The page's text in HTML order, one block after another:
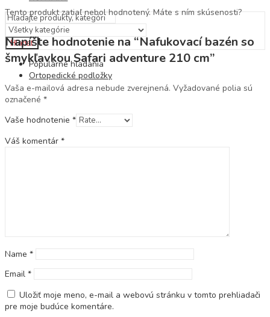
Hľadať
Populárne hľadania
Ortopedické podložky
Tento produkt zatiaľ nebol hodnotený. Máte s ním skúsenosti?
Napíšte hodnotenie na “Nafukovací bazén so
šmykľavkou Safari adventure 210 cm”
Vaša e-mailová adresa nebude zverejnená. Vyžadované polia sú
označené *
Vaše hodnotenie *
Váš komentár *
Name *
Email *
Uložiť moje meno, e-mail a webovú stránku v tomto prehliadači
pre moje budúce komentáre.